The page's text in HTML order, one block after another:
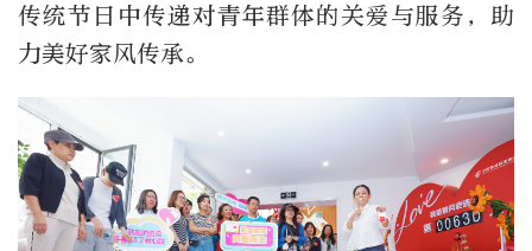
传统节日中传递对青年群体的关爱与服务，助
力美好家风传承。